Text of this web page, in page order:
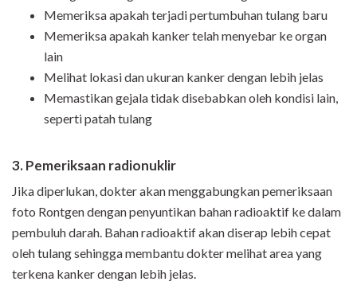
Memeriksa apakah terjadi pertumbuhan tulang baru
Memeriksa apakah kanker telah menyebar ke organ
lain
Melihat lokasi dan ukuran kanker dengan lebih jelas
Memastikan gejala tidak disebabkan oleh kondisi lain,
seperti patah tulang
3. Pemeriksaan radionuklir
Jika diperlukan, dokter akan menggabungkan pemeriksaan
foto Rontgen dengan penyuntikan bahan radioaktif ke dalam
pembuluh darah. Bahan radioaktif akan diserap lebih cepat
oleh tulang sehingga membantu dokter melihat area yang
terkena kanker dengan lebih jelas.